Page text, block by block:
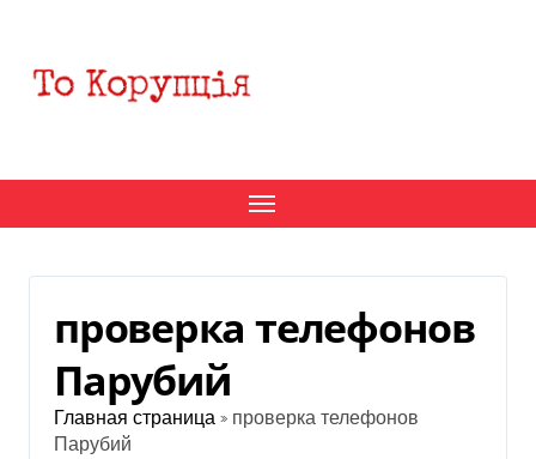
содержанию
проверка телефонов
Парубий
Главная страница » проверка телефонов
Парубий